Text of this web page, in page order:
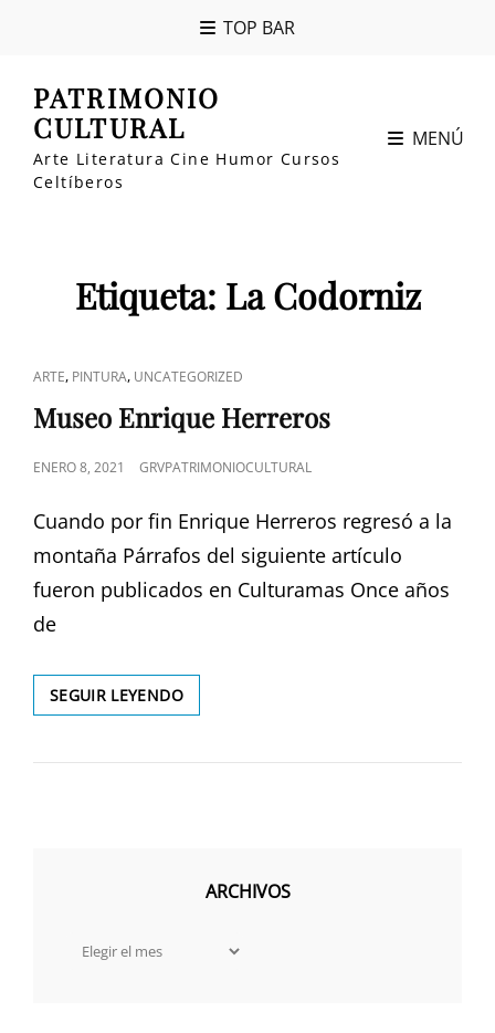
TOP BAR
PATRIMONIO
CULTURAL
Arte Literatura Cine Humor Cursos
Celtíberos
MENÚ
Etiqueta: La Codorniz
ENLACES
DE
CATEGORÍAS
ARTE, PINTURA, UNCATEGORIZED
Museo Enrique Herreros
PUBLICADO
ENERO 8, 2021 GRVPATRIMONIOCULTURAL
Cuando por fin Enrique Herreros regresó a la
montaña Párrafos del siguiente artículo
fueron publicados en Culturamas Once años
de
SEGUIR LEYENDOMUSEO
ENRIQUE
ARCHIVOS
Archivos